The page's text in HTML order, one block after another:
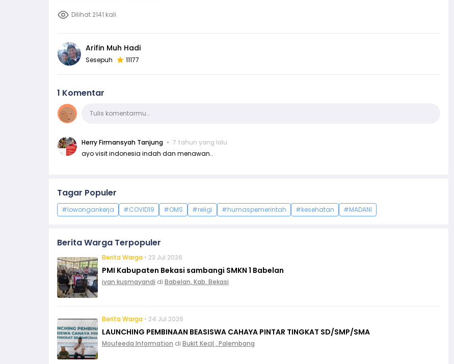
Dilihat 2141 kali
Arifin Muh Hadi
Sesepuh 11177
1 Komentar
KomentarTulis komentarmu…
Herry Firmansyah Tanjung
7 tahun yang lalu
ayo visit indonesia indah dan menawan..
Tagar Populer
#lowongankerja #COVID19 #OMS #religi #humaspemerintah #kesehatan #MADANI
Berita Warga Terpopuler
Berita Warga • 23 Jul 2026
PMI Kabupaten Bekasi sambangi SMKN 1 Babelan
ivan kusmayandi di Babelan, Kab. Bekasi
Berita Warga • 24 Jul 2026
LAUNCHING PEMBINAAN BEASISWA CAHAYA PINTAR TINGKAT SD/SMP/SMA
Moufeeda Information di Bukit Kecil , Palembang